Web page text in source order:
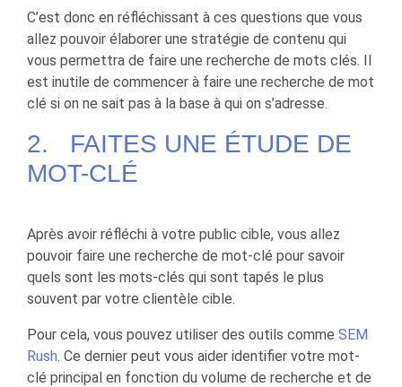
C’est donc en réfléchissant à ces questions que vous
allez pouvoir élaborer une stratégie de contenu qui
vous permettra de faire une recherche de mots clés. Il
est inutile de commencer à faire une recherche de mot
clé si on ne sait pas à la base à qui on s’adresse.
2. FAITES UNE ÉTUDE DE
MOT-CLÉ
Après avoir réfléchi à votre public cible, vous allez
pouvoir faire une recherche de mot-clé pour savoir
quels sont les mots-clés qui sont tapés le plus
souvent par votre clientèle cible.
Pour cela, vous pouvez utiliser des outils comme SEM
Rush. Ce dernier peut vous aider identifier votre mot-
clé principal en fonction du volume de recherche et de